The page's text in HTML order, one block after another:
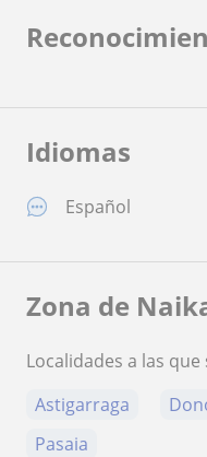
Idiomas
Español
Zona de
Localidades a las
Astigarraga
Pasaia